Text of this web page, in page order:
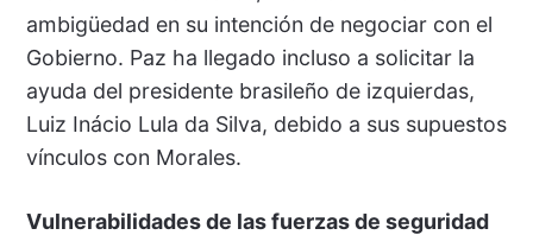
ambigüedad en su intención de negociar con el
Gobierno. Paz ha llegado incluso a solicitar la
ayuda del presidente brasileño de izquierdas,
Luiz Inácio Lula da Silva, debido a sus supuestos
vínculos con Morales.
Vulnerabilidades de las fuerzas de seguridad